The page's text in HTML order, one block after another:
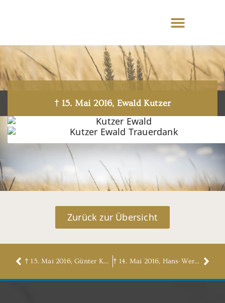
† 15. Mai 2016, Ewald Kutzer
Zurück zur Übersicht
† 15. Mai 2016, Günter Kubb † 14. Mai 2016, Hans-Werner Schroeder